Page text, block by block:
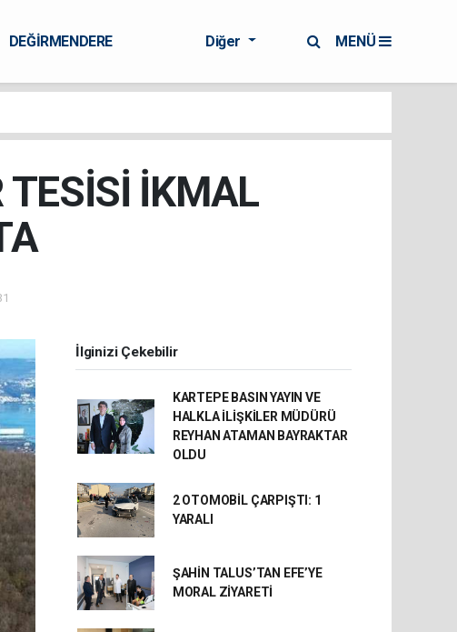
DEĞİRMENDERE
Diğer MENÜ
TESİSİ İKMAL
İlginizi Çekebilir
KARTEPE BASIN YAYIN VE
HALKLA İLİŞKİLER MÜDÜRÜ
REYHAN ATAMAN BAYRAKTAR
OLDU
2 OTOMOBİL ÇARPIŞTI: 1
YARALI
ŞAHİN TALUS’TAN EFE’YE
MORAL ZİYARETİ